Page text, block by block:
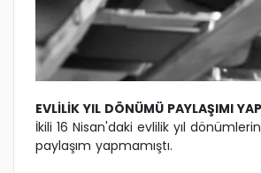
EVLİLİK YIL DÖNÜMÜ PAYLAŞIMI
İkili 16 Nisan'daki evlilik yıl
paylaşım yapmamıştı.